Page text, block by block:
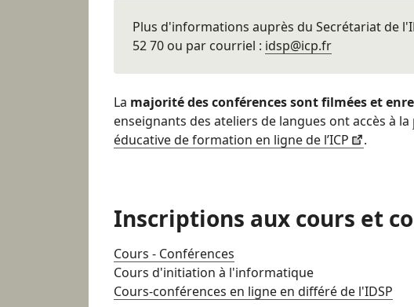
Plus d'informations auprès du Secrétariat de
52 70 ou par courriel : idsp@icp.fr
La majorité des conférences sont filmées et
enseignants des ateliers de langues ont accès à la
éducative de formation en ligne de l’ICP
.
Inscriptions aux cours et
Cours - Conférences
Cours d'initiation à l'informatique
Cours-conférences en ligne en différé de l'IDSP